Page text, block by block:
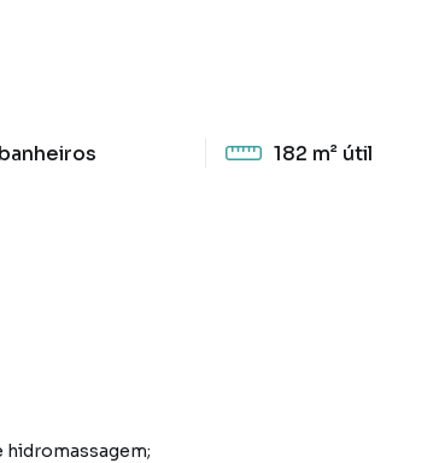
banheiros 182 m² útil
hidromassagem;